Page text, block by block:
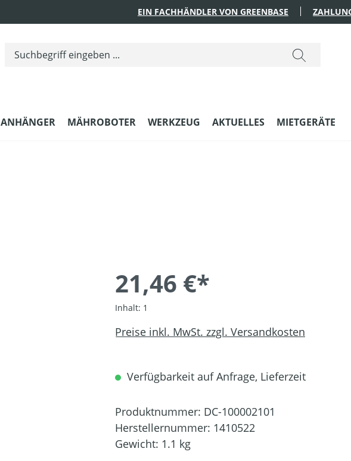
EIN FACHHÄNDLER VON GREENBASE
ANHÄNGER MÄHROBOTER WERKZEUG AKTUELLES MIETGERÄTE
21,46 €*
Inhalt: 1
Preise inkl. MwSt. zzgl. Versandkosten
Verfügbarkeit auf Anfrage, Lieferzeit
Produktnummer: DC-100002101
Herstellernummer: 1410522
Gewicht: 1.1 kg